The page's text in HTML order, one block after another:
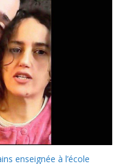
enseignée à l’école